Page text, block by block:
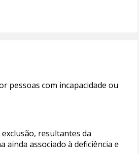
pessoas com incapacidade ou
resultantes da
associado à deficiência e